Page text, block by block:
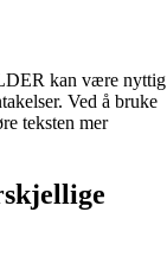
kan være nyttig
Ved å bruke
teksten mer